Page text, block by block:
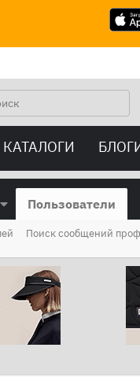
КАТАЛОГИ
Пользователи
Поиск сообщений